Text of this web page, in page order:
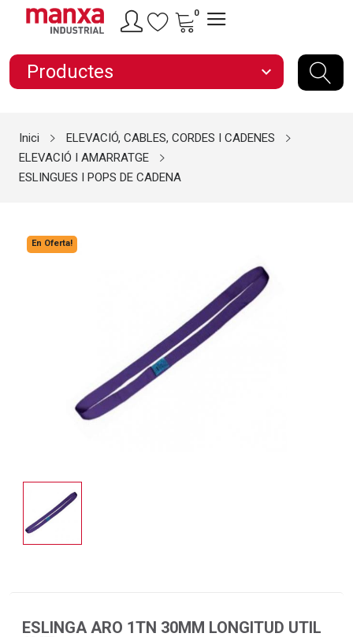
0
Productes expand_more
Inici
ELEVACIÓ, CABLES, CORDES I CADENES
ELEVACIÓ I AMARRATGE
ESLINGUES I POPS DE CADENA
En Oferta!
ESLINGA ARO 1TN 30MM LONGITUD UTIL